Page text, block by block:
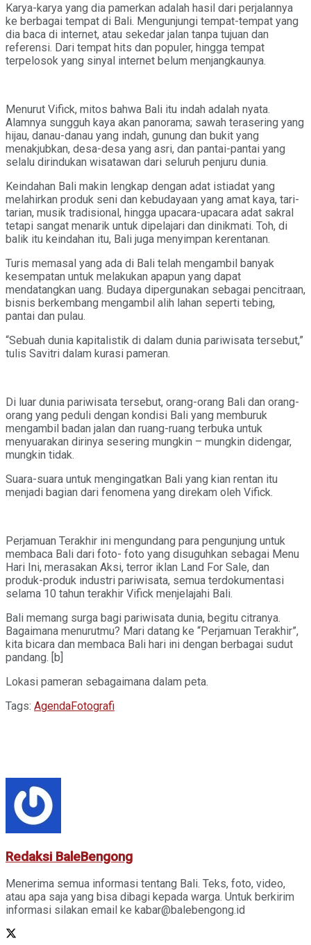
Karya-karya yang dia pamerkan adalah hasil dari perjalannya
ke berbagai tempat di Bali. Mengunjungi tempat-tempat yang
dia baca di internet, atau sekedar jalan tanpa tujuan dan
referensi. Dari tempat hits dan populer, hingga tempat
terpelosok yang sinyal internet belum menjangkaunya.
Menurut Vifick, mitos bahwa Bali itu indah adalah nyata.
Alamnya sungguh kaya akan panorama; sawah terasering yang
hijau, danau-danau yang indah, gunung dan bukit yang
menakjubkan, desa-desa yang asri, dan pantai-pantai yang
selalu dirindukan wisatawan dari seluruh penjuru dunia.
Keindahan Bali makin lengkap dengan adat istiadat yang
melahirkan produk seni dan kebudayaan yang amat kaya, tari-
tarian, musik tradisional, hingga upacara-upacara adat sakral
tetapi sangat menarik untuk dipelajari dan dinikmati. Toh, di
balik itu keindahan itu, Bali juga menyimpan kerentanan.
Turis memasal yang ada di Bali telah mengambil banyak
kesempatan untuk melakukan apapun yang dapat
mendatangkan uang. Budaya dipergunakan sebagai pencitraan,
bisnis berkembang mengambil alih lahan seperti tebing,
pantai dan pulau.
“Sebuah dunia kapitalistik di dalam dunia pariwisata tersebut,”
tulis Savitri dalam kurasi pameran.
Di luar dunia pariwisata tersebut, orang-orang Bali dan orang-
orang yang peduli dengan kondisi Bali yang memburuk
mengambil badan jalan dan ruang-ruang terbuka untuk
menyuarakan dirinya sesering mungkin – mungkin didengar,
mungkin tidak.
Suara-suara untuk mengingatkan Bali yang kian rentan itu
menjadi bagian dari fenomena yang direkam oleh Vifick.
Perjamuan Terakhir ini mengundang para pengunjung untuk
membaca Bali dari foto- foto yang disuguhkan sebagai Menu
Hari Ini, merasakan Aksi, terror iklan Land For Sale, dan
produk-produk industri pariwisata, semua terdokumentasi
selama 10 tahun terakhir Vifick menjelajahi Bali.
Bali memang surga bagi pariwisata dunia, begitu citranya.
Bagaimana menurutmu? Mari datang ke “Perjamuan Terakhir”,
kita bicara dan membaca Bali hari ini dengan berbagai sudut
pandang. [b]
Lokasi pameran sebagaimana dalam peta.
Tags: AgendaFotografi
Redaksi BaleBengong
Menerima semua informasi tentang Bali. Teks, foto, video,
atau apa saja yang bisa dibagi kepada warga. Untuk berkirim
informasi silakan email ke kabar@balebengong.id